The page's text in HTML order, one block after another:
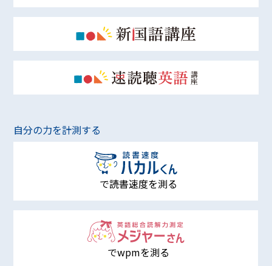
自分の力を計測する
で読書速度を測る
でwpmを測る